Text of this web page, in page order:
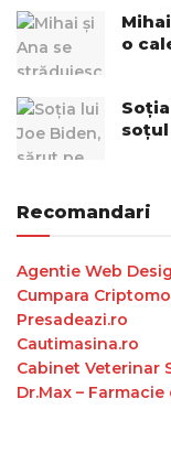
o
soțul
Recomandari
Agentie Web
Cumpara
Presadeazi.ro
Cautimasina.ro
Cabinet Veterinar
Dr.Max –